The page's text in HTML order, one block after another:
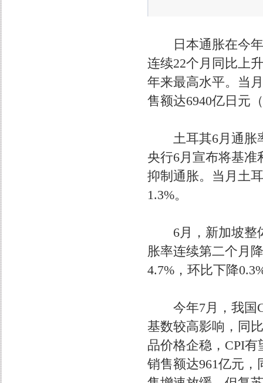
日本通胀在今年6
连续22个月同比上
年来最高水平。当
售额达6940亿日元
土耳其6月通胀率
央行6月宣布将基准
抑制通胀。当月土
1.3%。
6月，新加坡整体
胀率连续第二个月
4.7%，环比下降
今年7月，我国
基数较高影响，同
品价格企稳，CPI
销售额达961亿元，